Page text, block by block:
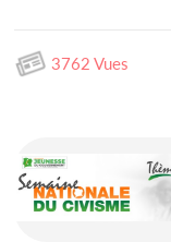
3762 Vues